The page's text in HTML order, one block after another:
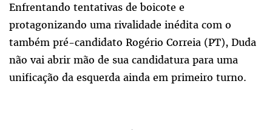
Enfrentando tentativas de boicote e
protagonizando uma rivalidade inédita com o
também pré-candidato Rogério Correia (PT), Duda
não vai abrir mão de sua candidatura para uma
unificação da esquerda ainda em primeiro turno.